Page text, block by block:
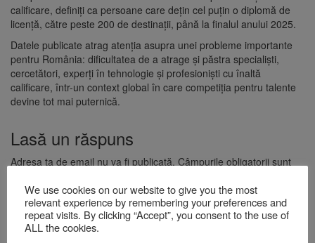
calificare, definiți ca persoane care dețin cel puțin o diplomă de
licență, către peste 200 de destinații, până la finalul anului 2025.
Datele publicate atrag atenția asupra unei probleme importante
pentru România: dificultatea de a atrage și păstra specialiști,
cercetători, experți în tehnologie și profesioniști cu înaltă
calificare, într-un context global în care competiția pentru talente
devine tot mai puternică.
Lasă un răspuns
Adresa ta de email nu va fi publicată. Câmpurile obligatorii sunt
Comentariu*
We use cookies on our website to give you the most
relevant experience by remembering your preferences and
repeat visits. By clicking “Accept”, you consent to the use of
ALL the cookies.